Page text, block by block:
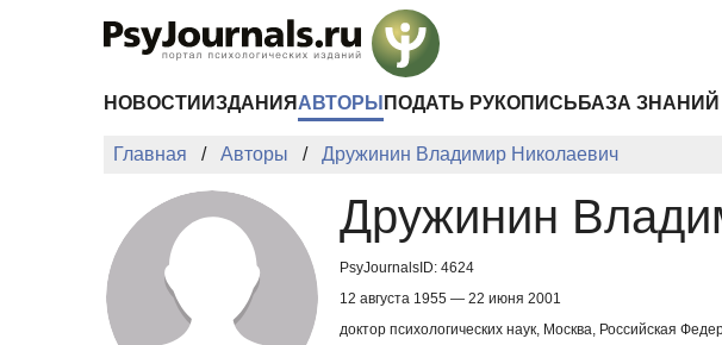
НОВОСТИ ИЗДАНИЯ АВТОРЫ ПОДАТЬ РУКОПИСЬ БАЗА ЗНАНИЙ
Главная Авторы Дружинин Владимир Николаевич
Дружинин
PsyJournalsID: 4624
12 августа 1955 — 22 июня 2001
доктор психологических наук, Москва, Российская